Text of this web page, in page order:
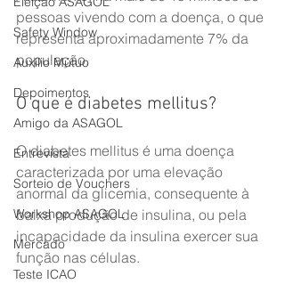
Safety Window
Auxílio Mútuo
Depoimentos
Amigo da ASAGOL
Entrevista
Sorteio de Vouchers
Workshop ASAGOL
Mercado
Teste ICAO
pessoas vivendo com a doença, o que
representa aproximadamente 7% da
população.
O que é diabetes mellitus?
O diabetes mellitus é uma doença
caracterizada por uma elevação
anormal da glicemia, consequente à
baixa produção de insulina, ou pela
incapacidade da insulina exercer sua
função nas células.